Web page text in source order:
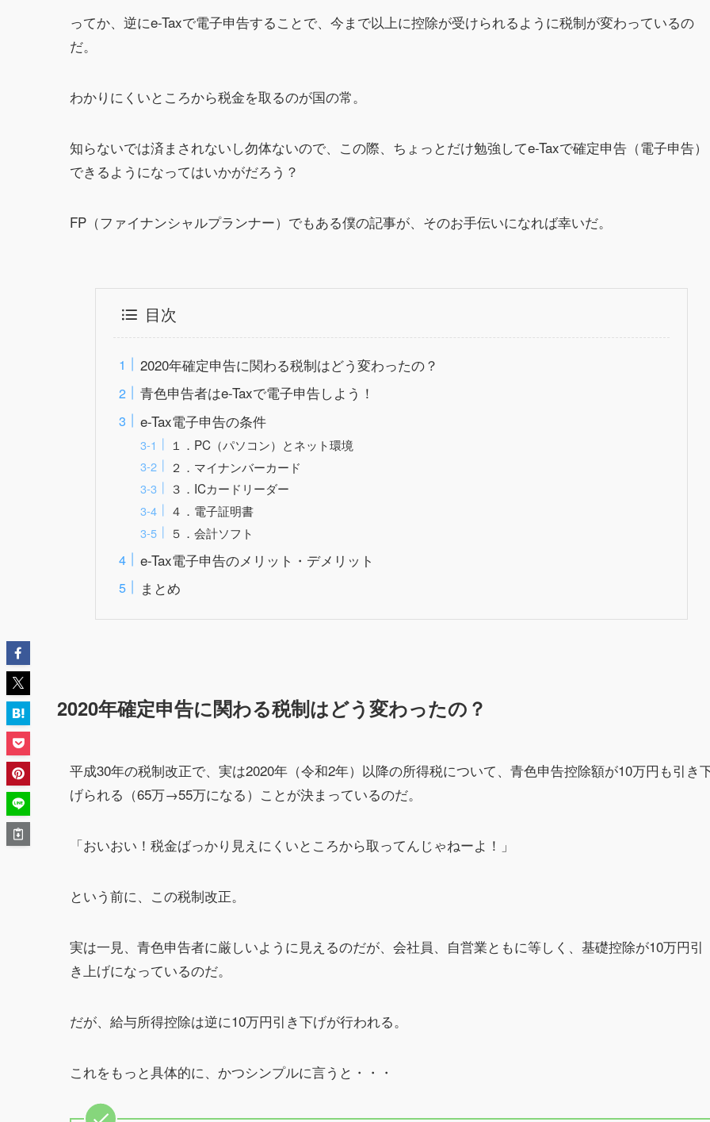
ってか、逆にe-Taxで電子申告することで、今まで以上に控除が受けられるように税制が変わっているの
だ。
わかりにくいところから税金を取るのが国の常。
知らないでは済まされないし勿体ないので、この際、ちょっとだけ勉強してe-Taxで確定申告（電子申告）
できるようになってはいかがだろう？
FP（ファイナンシャルプランナー）でもある僕の記事が、そのお手伝いになれば幸いだ。
目次
2020年確定申告に関わる税制はどう変わったの？
青色申告者はe-Taxで電子申告しよう！
e-Tax電子申告の条件
１．PC（パソコン）とネット環境
２．マイナンバーカード
３．ICカードリーダー
４．電子証明書
５．会計ソフト
e-Tax電子申告のメリット・デメリット
まとめ
2020年確定申告に関わる税制はどう変わったの？
平成30年の税制改正で、実は2020年（令和2年）以降の所得税について、青色申告控除額が10万円も引き
げられる（65万→55万になる）ことが決まっているのだ。
「おいおい！税金ばっかり見えにくいところから取ってんじゃねーよ！」
という前に、この税制改正。
実は一見、青色申告者に厳しいように見えるのだが、会社員、自営業ともに等しく、基礎控除が10万円引
き上げになっているのだ。
だが、給与所得控除は逆に10万円引き下げが行われる。
これをもっと具体的に、かつシンプルに言うと・・・